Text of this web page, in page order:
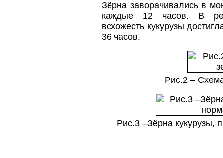
Зёрна заворачивались в
каждые 12 часов. В
всхожесть кукурузы
36 часов.
Рис.2 –
Рис.3 –Зёрна кукурузы,